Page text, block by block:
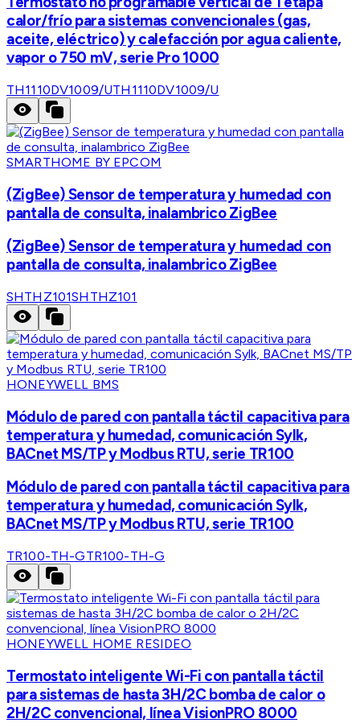
calor/frío para sistemas convencionales (gas,
aceite, eléctrico) y calefacción por agua caliente,
vapor o 750 mV, serie Pro 1000
TH1110DV1009/UTH1110DV1009/U
SMARTHOME BY EPCOM
(ZigBee) Sensor de temperatura y humedad con
pantalla de consulta, inalambrico ZigBee
(ZigBee) Sensor de temperatura y humedad con
pantalla de consulta, inalambrico ZigBee
SHTHZ101SHTHZ101
HONEYWELL BMS
Módulo de pared con pantalla táctil capacitiva para
temperatura y humedad, comunicación Sylk,
BACnet MS/TP y Modbus RTU, serie TR100
Módulo de pared con pantalla táctil capacitiva para
temperatura y humedad, comunicación Sylk,
BACnet MS/TP y Modbus RTU, serie TR100
TR100-TH-GTR100-TH-G
HONEYWELL HOME RESIDEO
Termostato inteligente Wi-Fi con pantalla táctil
para sistemas de hasta 3H/2C bomba de calor o
2H/2C convencional, línea VisionPRO 8000